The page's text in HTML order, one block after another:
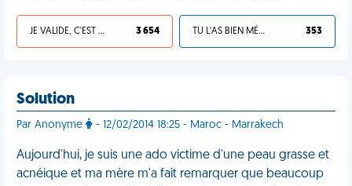
JE VALIDE, C'EST UNE VDM 3 654 TU L'AS BIEN MÉRITÉ 353
Solution
Par Anonyme - 12/02/2014 18:25 - Maroc - Marrakech
Aujourd'hui, je suis une ado victime d'une peau grasse et
acnéique et ma mère m'a fait remarquer que beaucoup